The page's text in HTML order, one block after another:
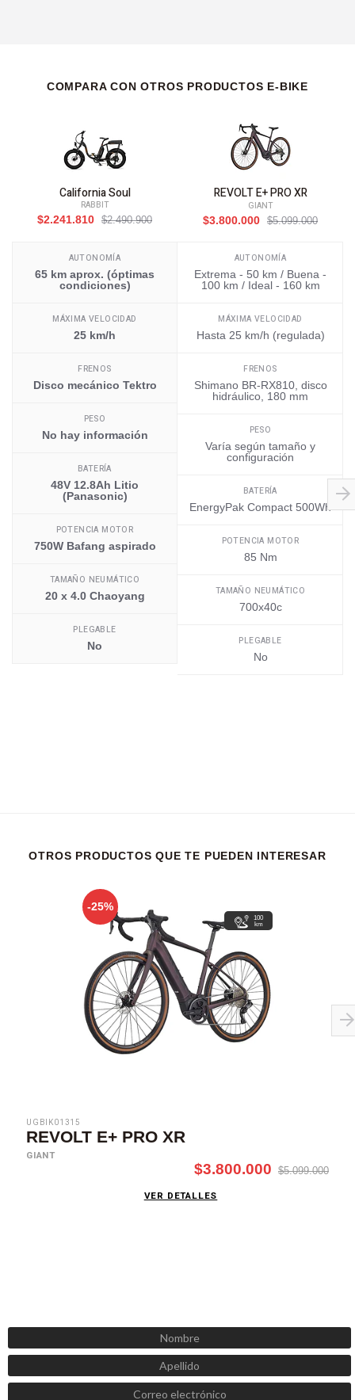
COMPARA CON OTROS PRODUCTOS E-BIKE
California Soul
RABBIT
$2.241.810
$2.490.900
AUTONOMÍA
65 km aprox. (óptimas
condiciones)
MÁXIMA VELOCIDAD
25 km/h
FRENOS
Disco mecánico Tektro
PESO
No hay información
BATERÍA
48V 12.8Ah Litio
(Panasonic)
POTENCIA MOTOR
750W Bafang aspirado
TAMAÑO NEUMÁTICO
20 x 4.0 Chaoyang
PLEGABLE
No
REVOLT E+ PRO XR
GIANT
$3.800.000
$5.099.000
AUTONOMÍA
Extrema - 50 km / Buena -
100 km / Ideal - 160 km
MÁXIMA VELOCIDAD
Hasta 25 km/h (regulada)
FRENOS
Shimano BR-RX810, disco
hidráulico, 180 mm
PESO
Varía según tamaño y
configuración
BATERÍA
EnergyPak Compact 500Wh
POTENCIA MOTOR
85 Nm
TAMAÑO NEUMÁTICO
700x40c
PLEGABLE
No
OTROS PRODUCTOS QUE TE PUEDEN INTERESAR
-25%
100
km
UGBIK01315
REVOLT E+ PRO XR
GIANT
$3.800.000 $5.099.000
VER DETALLES